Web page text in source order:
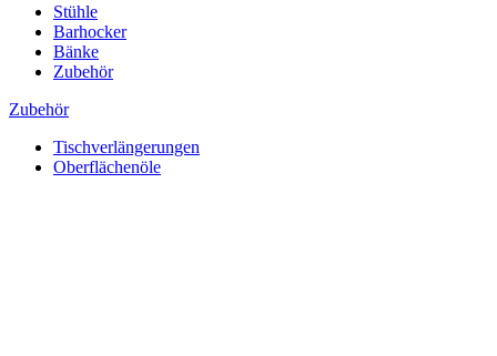
Stühle
Barhocker
Bänke
Zubehör
Zubehör
Tischverlängerungen
Oberflächenöle